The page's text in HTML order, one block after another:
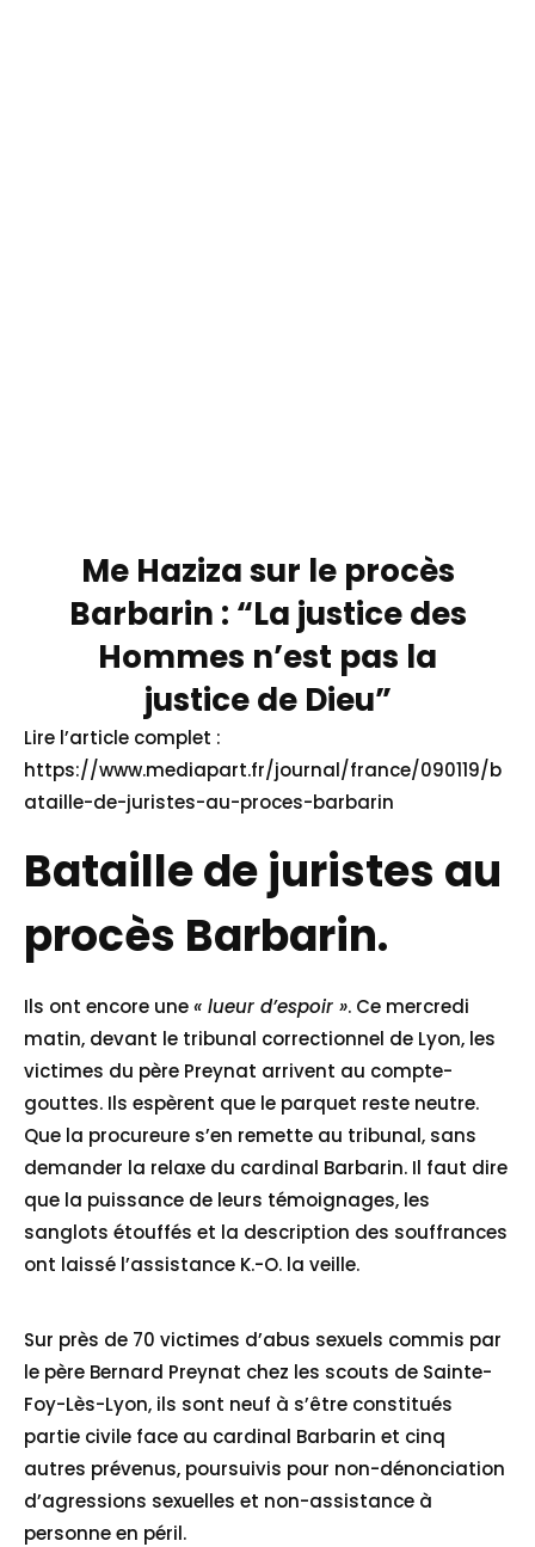
Me Haziza sur le procès
Barbarin : “La justice des
Hommes n’est pas la
justice de Dieu”
Lire l’article complet :
https://www.mediapart.fr/journal/france/090119/b
ataille-de-juristes-au-proces-barbarin
Bataille de juristes au
procès Barbarin.
Ils ont encore une« lueur d’espoir ». Ce mercredi
matin, devant le tribunal correctionnel de Lyon, les
victimes du père Preynat arrivent au compte-
gouttes. Ils espèrent que le parquet reste neutre.
Que la procureure s’en remette au tribunal, sans
demander la relaxe du cardinal Barbarin. Il faut dire
que la puissance de leurs témoignages, les
sanglots étouffés et la description des souffrances
ont laissé l’assistance K.-O. la veille.
Sur près de 70 victimes d’abus sexuels commis par
le père Bernard Preynat chez les scouts de Sainte-
Foy-Lès-Lyon, ils sont neuf à s’être constitués
partie civile face au cardinal Barbarin et cinq
autres prévenus, poursuivis pour non-dénonciation
d’agressions sexuelles et non-assistance à
personne en péril.
Home
Services
About Us
Our Team